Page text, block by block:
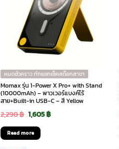
หมดชั่วคราว ทักแชทเช็คสต๊อกสาขา
Momax รุ่น 1-Power X Pro+ with Stand
(10000mAh) – พาวเวอร์แบงค์ไร้
สาย+Built-in USB-C – สี Yellow
2,290฿ Original
price
was:
1,605฿Current
Read more